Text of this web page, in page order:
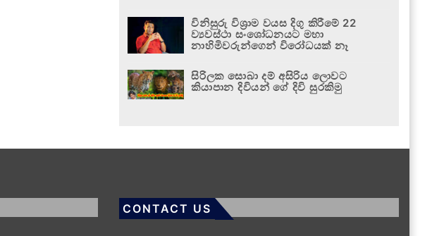
විනිසුරු විශ්‍රාම වයස දිගු කිරීමේ 22
ව්‍යවස්ථා සංශෝධනයට මහා
නාහිමිවරුන්ගෙන් විරෝධයක් නෑ
සිරිලක සොබා දම් අසිරිය ලොවට
කියාපාන දිවියන් ගේ දිවි සුරකිමු
CONTACT US